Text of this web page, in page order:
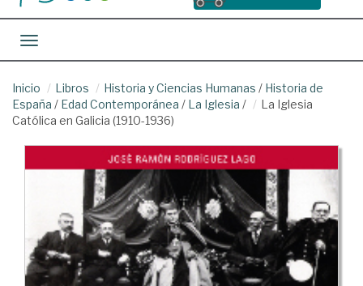
Toggle navigation
Inicio Libros Historia y Ciencias Humanas / Historia de
España / Edad Contemporánea / La Iglesia /
La Iglesia
Católica en Galicia (1910-1936)